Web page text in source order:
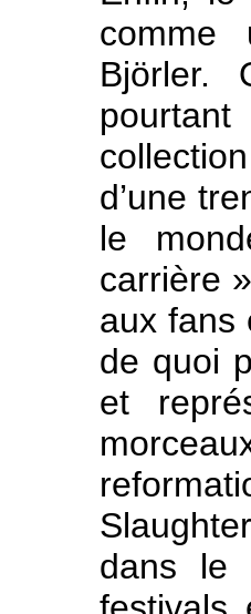
comme
Björler.
pourtant
d’une
le
carrière
aux fans
de quoi
et
dans le